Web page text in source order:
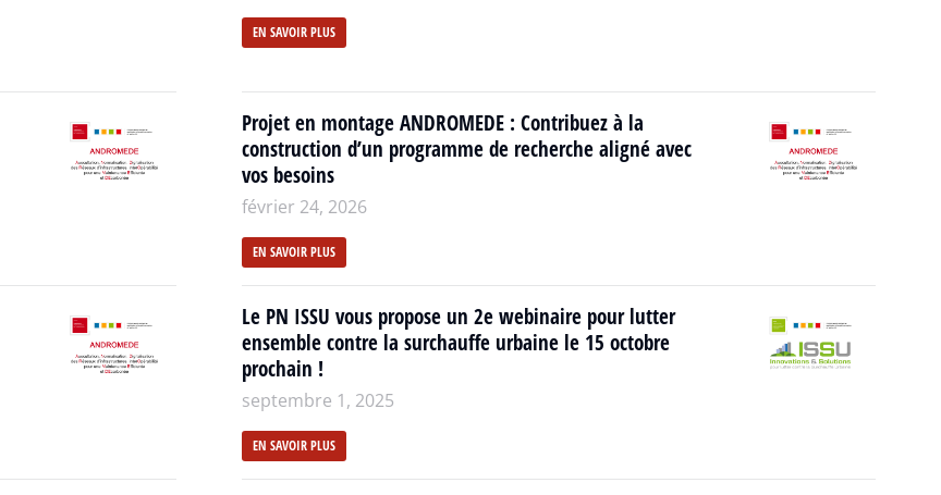
EN SAVOIR PLUS
Projet en montage ANDROMEDE : Contribuez à la
construction d’un programme de recherche aligné avec
vos besoins
février 24, 2026
EN SAVOIR PLUS
Le PN ISSU vous propose un 2e webinaire pour lutter
ensemble contre la surchauffe urbaine le 15 octobre
prochain !
septembre 1, 2025
EN SAVOIR PLUS